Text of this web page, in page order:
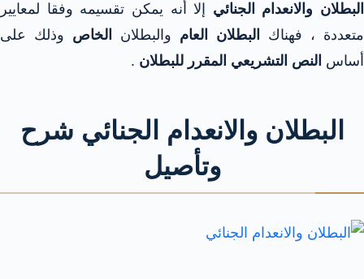
البطلان والانعدام الجنائي إلا أنه يمكن تقسيمه وفقا لمعايير
متعددة ، فهناك
البطلان العام والبطلان الخاص وذلك على
أساس النص التشريعي المقرر للبطلان .
البطلان والانعدام الجنائي شرح
وتأصيل